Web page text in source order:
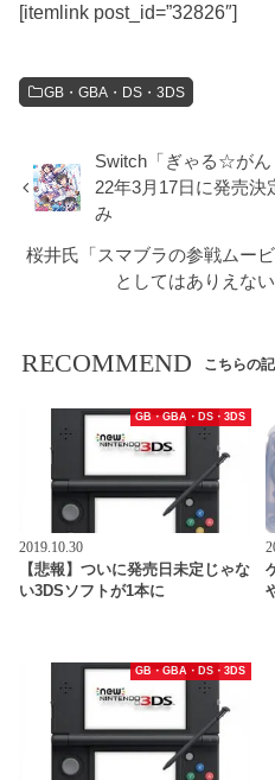
[itemlink post_id=”32826″]
GB・GBA・DS・3DS
Switch「ぎゃる☆がん
22年3月17日に発売決
み
桜井氏「スマブラの参戦ムー
としてはありえな
RECOMMEND こちらの
GB・GBA・DS・3DS
2019.10.30
【悲報】ついに発売日未定じゃな
い3DSソフトが1本に
GB・GBA・DS・3DS